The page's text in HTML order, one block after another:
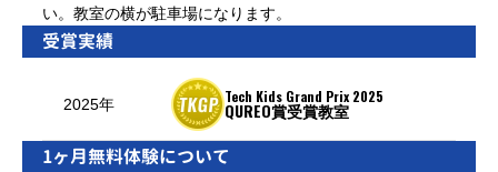
い。教室の横が駐車場になります。
受賞実績
2025年 Tech Kids Grand Prix 2025
QUREO賞受賞教室
1ヶ月無料体験について